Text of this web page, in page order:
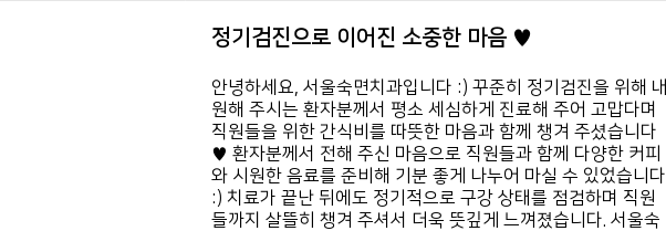
정기검진으로 이어진 소중한 마음 ♥
안녕하세요, 서울숙면치과입니다 :) 꾸준히 정기검진을 위해 내
원해 주시는 환자분께서 평소 세심하게 진료해 주어 고맙다며
직원들을 위한 간식비를 따뜻한 마음과 함께 챙겨 주셨습니다
♥ 환자분께서 전해 주신 마음으로 직원들과 함께 다양한 커피
와 시원한 음료를 준비해 기분 좋게 나누어 마실 수 있었습니다
:) 치료가 끝난 뒤에도 정기적으로 구강 상태를 점검하며 직원
들까지 살뜰히 챙겨 주셔서 더욱 뜻깊게 느껴졌습니다. 서울숙